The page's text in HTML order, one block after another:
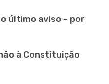
último aviso – por
à Constituição